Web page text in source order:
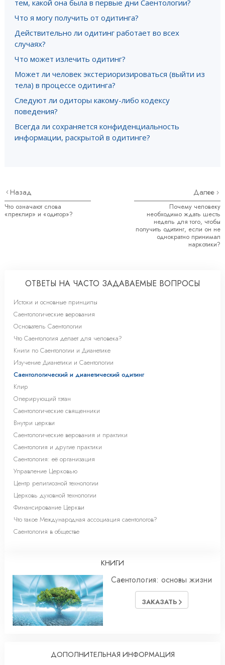
тем, какой она была в первые дни Саентологии?
Что я могу получить от одитинга?
Действительно ли одитинг работает во всех
случаях?
Что может излечить одитинг?
Может ли человек экстериоризироваться (выйти из
тела) в процессе одитинга?
Следуют ли одиторы какому-либо кодексу
поведения?
Всегда ли сохраняется конфиденциальность
информации, раскрытой в одитинге?
Назад
Что означают слова
«преклир» и «одитор»?
Далее
Почему человеку
необходимо ждать шесть
недель для того, чтобы
получить одитинг, если он не
однократно принимал
наркотики?
ОТВЕТЫ НА ЧАСТО ЗАДАВАЕМЫЕ ВОПРОСЫ
Истоки и основные принципы
Саентологические верования
Основатель Саентологии
Что Саентология делает для человека?
Книги по Саентологии и Дианетике
Изучение Дианетики и Саентологии
Саентологический и дианетический одитинг
Клир
Оперирующий тэтан
Саентологические священники
Внутри церкви
Саентологические верования и практики
Саентология и другие практики
Саентология: её организация
Управление Церковью
Центр религиозной технологии
Церковь духовной технологии
Финансирование Церкви
Что такое Международная ассоциация саентологов?
Саентология в обществе
КНИГИ
Саентология: основы жизни
ЗАКАЗАТЬ
ДОПОЛНИТЕЛЬНАЯ ИНФОРМАЦИЯ